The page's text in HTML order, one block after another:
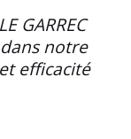
GARREC
notre
efficacité